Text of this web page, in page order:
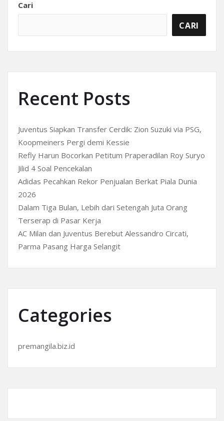
Cari
CARI
Recent Posts
Juventus Siapkan Transfer Cerdik: Zion Suzuki via PSG,
Koopmeiners Pergi demi Kessie
Refly Harun Bocorkan Petitum Praperadilan Roy Suryo
Jilid 4 Soal Pencekalan
Adidas Pecahkan Rekor Penjualan Berkat Piala Dunia
2026
Dalam Tiga Bulan, Lebih dari Setengah Juta Orang
Terserap di Pasar Kerja
AC Milan dan Juventus Berebut Alessandro Circati,
Parma Pasang Harga Selangit
Categories
premangila.biz.id